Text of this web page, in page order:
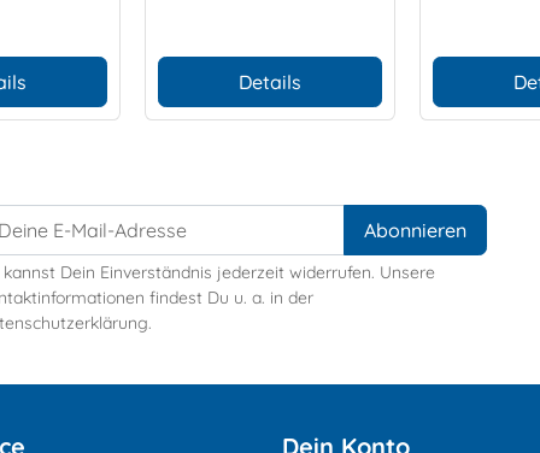
Details
kannst Dein Einverständnis jederzeit widerrufen. Unsere
findest Du u. a. in der
Dein Konto